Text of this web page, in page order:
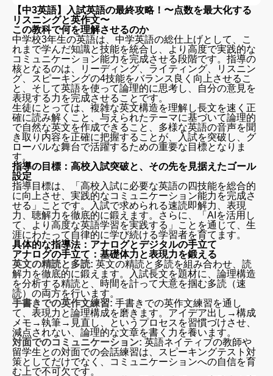
【中3英語】入試英語の最終攻略！〜点数を最大化する
リスニングと英作文〜
この教科で何を理解させるのか
中学校3年生の英語は、中学英語の総仕上げとして、こ
れまで学んだ知識と技能を統合し、より高度で実践的な
コミュニケーション能力を完成させる段階です。指導の
核となるのは、リーディング、ライティング、リスニン
グ、スピーキングの4技能をバランス良く向上させるこ
と、そして英語を使って論理的に思考し、自分の意見を
表現する力を完成させることです。
生徒にとっては、複雑な英文構造を理解し長文を速く正
確に読み解くこと、与えられたテーマに基づいて論理的
で自然な英文を作成できること、多様な英語の音声を聞
き取り内容を正確に把握することが、入試を突破し、グ
ローバルな舞台で活躍するための重要な目標となりま
す。
指導の目標：高校入試突破と、その先を見据えたゴール
設定
指導目標は、「高校入試に必要な英語の四技能を総合的
に向上させ、実践的なコミュニケーション能力を完成さ
せる」ことです。入試で求められる速読即解力、表現
力、聴解力を徹底的に鍛えます。さらに、「AIを活用し
て、より高度な英語学習を実践する」ことを通じて、生
涯にわたって自律的に学び続ける学習者を育てます。
具体的な指導法：アナログとデジタルの手立て
アナログの手立て：基礎体力と表現力を鍛える
英文の精読と多読: 英文の精読と多読を組み合わせ、読
解力を徹底的に鍛えます。入試長文を題材に、論理構造
を分析する精読と、時間を計って大意を掴む多読（速
読）の両方を行います。
手書きでの英作文練習: 手書きでの英作文練習を通し
て、表現力と論理構成を磨きます。アイデア出し→構成
メモ→執筆→見直し、というプロセスを習慣づけさせ、
減点されない、論理的な文章を書く力を養います。
対面でのコミュニケーション: 英語ネイティブの教師や
留学生との対面での会話練習は、スピーキングテスト対
策としてだけでなく、コミュニケーションへの自信を育
む上で不可欠です。